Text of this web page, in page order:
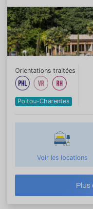
Orientations traitées
Poitou-Charentes
Voir les locations
Plus